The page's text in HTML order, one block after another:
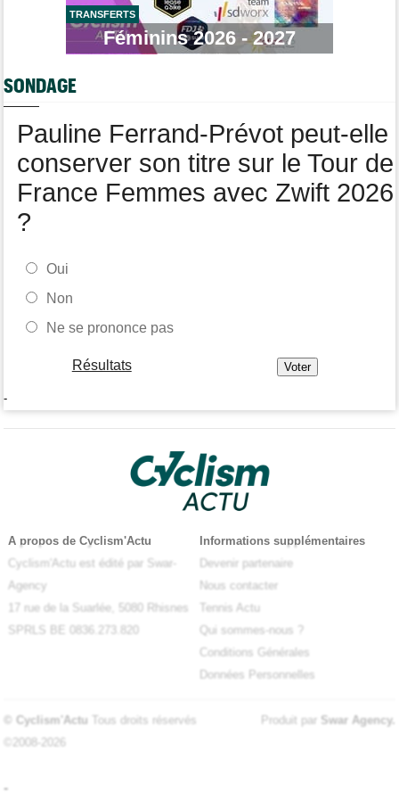
Tour de Pologne
Jan Christen : "J'ai dû me retenir pour ne pas attaquer trop tôt"
Kasia Niewiadoma fait coup double sur la 7e étape
Joao Almeida a abandonné après une nouvelle chute
TRANSFERTS
Féminins 2026 - 2027
SONDAGE
Pauline Ferrand-Prévot peut-elle
conserver son titre sur le Tour de
France Femmes avec Zwift 2026
?
Oui
Non
Ne se prononce pas
Résultats
-
A propos de Cyclism'Actu
Cyclism'Actu est édité par Swar-
Agency
17 rue de la Suarlée, 5080 Rhisnes
SPRLS BE 0836.273.820
Informations supplémentaires
Devenir partenaire
Nous contacter
Tennis Actu
Qui sommes-nous ?
Conditions Générales
Données Personnelles
© Cyclism'Actu Tous droits réservés
©2008-2026
Produit par Swar Agency.
-